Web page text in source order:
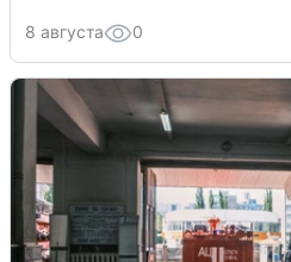
8 августа 0